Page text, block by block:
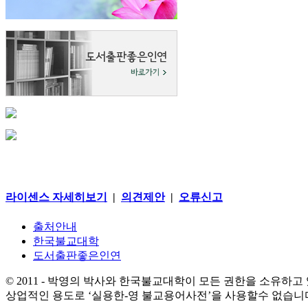
라이센스 자세히보기 | 의견제안| 오류신고
출처안내
한국불교대학
도서출판좋은인연
© 2011 - 박영의 박사와 한국불교대학이 모든 권한을 소유하고
상업적인 용도로 ‘실용한-영 불교용어사전’을 사용할수 없습니